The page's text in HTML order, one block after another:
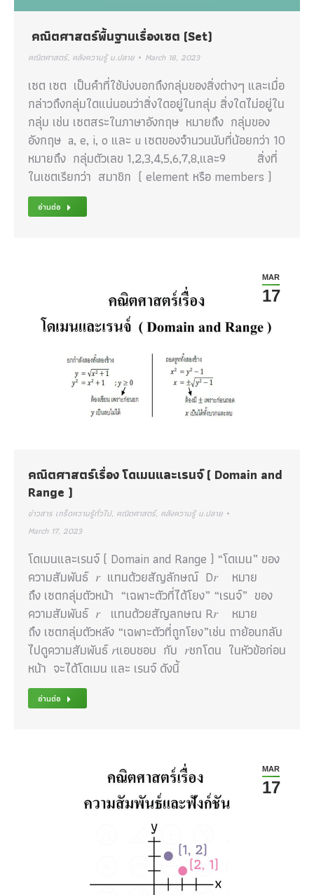
คณิตศาสตร์พื้นฐานเรื่องเซต (Set)
คณิตศาสตร์, คลังความรู้ ม.ปลาย March 18, 2023
เซต เซต เป็นคำที่ใช้บ่งบอกถึงกลุ่มของสิ่งต่างๆ และเมื่อ
กล่าวถึงกลุ่มใดแน่นอนว่าสิ่งใดอยู่ในกลุ่ม สิ่งใดไม่อยู่ใน
กลุ่ม เช่น เซตสระในภาษาอังกฤษ หมายถึง กลุ่มของ
อังกฤษ a, e, i, o และ u เซตของจำนวนนับที่น้อยกว่า 10
หมายถึง กลุ่มตัวเลข 1,2,3,4,5,6,7,8,และ9 สิ่งที่
ในเชตเรียกว่า สมาชิก ( element หรือ members )
อ่านต่อ
MAR
17
คณิตศาสตร์เรื่อง โดเมนและเรนจ์ ( Domain and
Range )
ข่าวสาร เกร็ดความรู้ทั่วไป, คณิตศาสตร์, คลังความรู้ ม.ปลาย
March 17, 2023
โดเมนและเรนจ์ ( Domain and Range ) “โดเมน” ของ
ความสัมพันธ์ 𝑟 แทนด้วยสัญลักษณ์ D𝑟 หมาย
ถึง เซตกลุ่มตัวหน้า “เฉพาะตัวที่ได้โยง” “เรนจ์” ของ
ความสัมพันธ์ 𝑟 แทนด้วยสัญลกษณ R𝑟 หมาย
ถึง เซตกลุ่มตัวหลัง “เฉพาะตัวที่ถูกโยง”เช่น ถาย้อนกลับ
ไปดูความสัมพันธ์ 𝑟แอบชอบ กับ 𝑟ชกโดน ในหัวข้อก่อน
หน้า จะได้โดเมน และ เรนจ์ ดังนี้
อ่านต่อ
MAR
17